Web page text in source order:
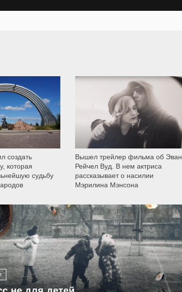
создать
которая
судьбу
Вышел трейлер фильма об Эван
Рейчел Вуд. В нем актриса
рассказывает о насилии
Мэрилина Мэнсона